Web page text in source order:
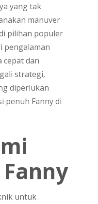
yang tak
manuver
pilihan populer
pengalaman
cepat dan
strategi,
diperlukan
penuh Fanny di
untuk